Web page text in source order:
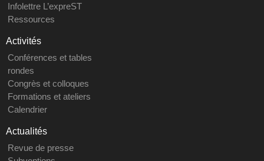
Infolettre L’expreST
Ressources
Activités
Conférences et tables
rondes
Congrès et colloques
Formations et ateliers
Calendrier
Actualités
Revue de presse